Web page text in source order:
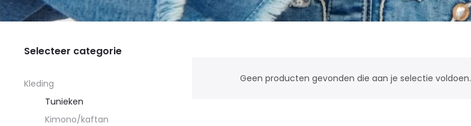
Geen producten gevonden die aan je selectie voldoen.
Selecteer categorie
Kleding
Tunieken
Kimono/kaftan